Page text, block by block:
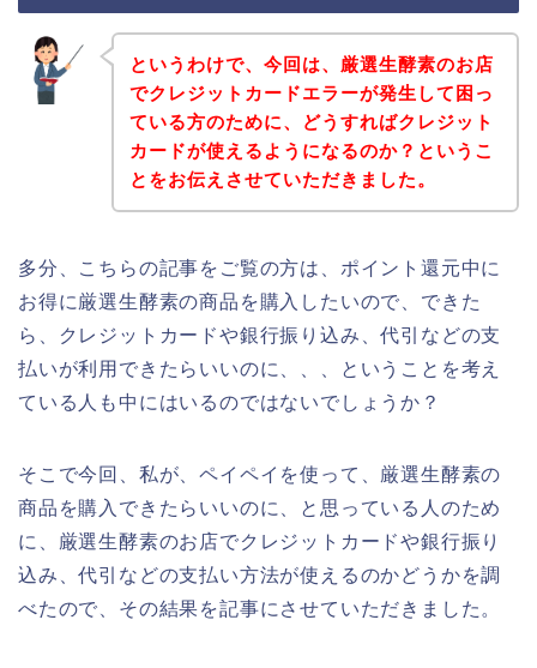
というわけで、今回は、厳選生酵素のお店
でクレジットカードエラーが発生して困っ
ている方のために、どうすればクレジット
カードが使えるようになるのか？というこ
とをお伝えさせていただきました。
多分、こちらの記事をご覧の方は、ポイント還元中に
お得に厳選生酵素の商品を購入したいので、できた
ら、クレジットカードや銀行振り込み、代引などの支
払いが利用できたらいいのに、、、ということを考え
ている人も中にはいるのではないでしょうか？
そこで今回、私が、ペイペイを使って、厳選生酵素の
商品を購入できたらいいのに、と思っている人のため
に、厳選生酵素のお店でクレジットカードや銀行振り
込み、代引などの支払い方法が使えるのかどうかを調
べたので、その結果を記事にさせていただきました。